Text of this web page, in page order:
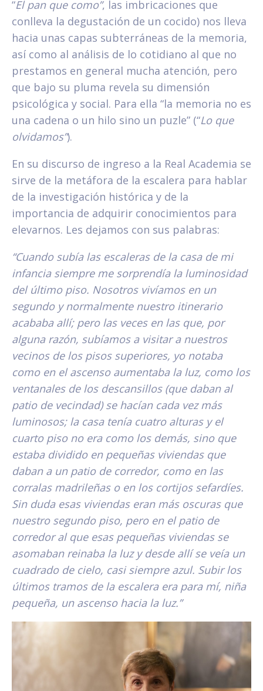
“El pan que como”, las imbricaciones que
conlleva la degustación de un cocido) nos lleva
hacia unas capas subterráneas de la memoria,
así como al análisis de lo cotidiano al que no
prestamos en general mucha atención, pero
que bajo su pluma revela su dimensión
psicológica y social. Para ella “la memoria no es
una cadena o un hilo sino un puzle” (“Lo que
olvidamos”).
En su discurso de ingreso a la Real Academia se
sirve de la metáfora de la escalera para hablar
de la investigación histórica y de la
importancia de adquirir conocimientos para
elevarnos. Les dejamos con sus palabras:
“Cuando subía las escaleras de la casa de mi
infancia siempre me sorprendía la luminosidad
del último piso. Nosotros vivíamos en un
segundo y normalmente nuestro itinerario
acababa allí; pero las veces en las que, por
alguna razón, subíamos a visitar a nuestros
vecinos de los pisos superiores, yo notaba
como en el ascenso aumentaba la luz, como los
ventanales de los descansillos (que daban al
patio de vecindad) se hacían cada vez más
luminosos; la casa tenía cuatro alturas y el
cuarto piso no era como los demás, sino que
estaba dividido en pequeñas viviendas que
daban a un patio de corredor, como en las
corralas madrileñas o en los cortijos sefardíes.
Sin duda esas viviendas eran más oscuras que
nuestro segundo piso, pero en el patio de
corredor al que esas pequeñas viviendas se
asomaban reinaba la luz y desde allí se veía un
cuadrado de cielo, casi siempre azul. Subir los
últimos tramos de la escalera era para mí, niña
pequeña, un ascenso hacia la luz.”